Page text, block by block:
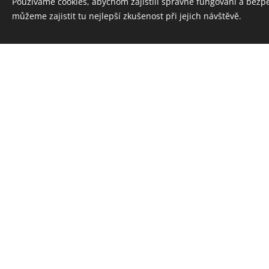
můžeme zajistit tu nejlepší zkušenost při jejich návštěvě.